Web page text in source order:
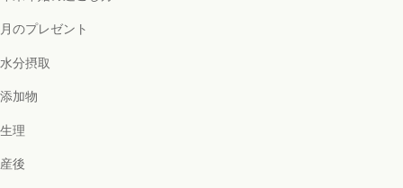
月のプレゼント
水分摂取
添加物
生理
産後